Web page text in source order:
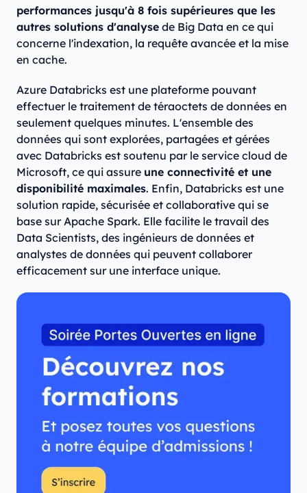
performances jusqu'à 8 fois supérieures que les
autres solutions d'analyse de Big Data en ce qui
concerne l'indexation, la requête avancée et la mise
en cache.
Azure Databricks est une plateforme pouvant
effectuer le traitement de téraoctets de données en
seulement quelques minutes. L'ensemble des
données qui sont explorées, partagées et gérées
avec Databricks est soutenu par le service cloud de
Microsoft, ce qui assure une connectivité et une
disponibilité maximales. Enfin, Databricks est une
solution rapide, sécurisée et collaborative qui se
base sur Apache Spark. Elle facilite le travail des
Data Scientists, des ingénieurs de données et
analystes de données qui peuvent collaborer
efficacement sur une interface unique.